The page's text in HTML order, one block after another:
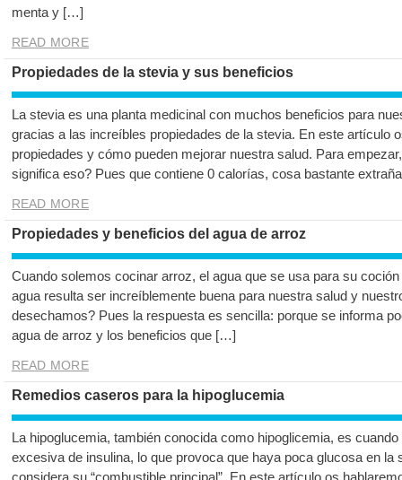
menta y […]
READ MORE
Propiedades de la stevia y sus beneficios
La stevia es una planta medicinal con muchos beneficios para
gracias a las increíbles propiedades de la stevia. En este artículo
propiedades y cómo pueden mejorar nuestra salud. Para
significa eso? Pues que contiene 0 calorías, cosa bastante
READ MORE
Propiedades y beneficios del agua de arroz
Cuando solemos cocinar arroz, el agua que se usa para su
agua resulta ser increíblemente buena para nuestra salud y
desechamos? Pues la respuesta es sencilla: porque se informa
agua de arroz y los beneficios que […]
READ MORE
Remedios caseros para la hipoglucemia
La hipoglucemia, también conocida como hipoglicemia, es
excesiva de insulina, lo que provoca que haya poca glucosa en la
considera su “combustible principal”. En este artículo os